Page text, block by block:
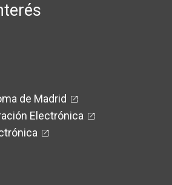
de Madrid
Electrónica